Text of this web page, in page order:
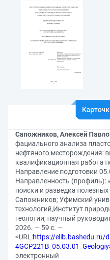
Сапожников, Алексей
фациального анализа
нефтяного месторождения:
квалификационная работа
Направление подготовки
Направленность (профиль):
поиски и разведка
Сапожников; Уфимский
технологий,Институт
геологии; научный
2026. — 59 с. —
<URL:https://elib.bashedu.ru/
электронный